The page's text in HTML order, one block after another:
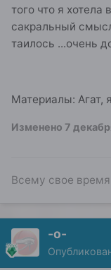
того что я
сакральный
таилось ...очень
Материалы: Агат,
Изменено 7
Всему свое
-о-